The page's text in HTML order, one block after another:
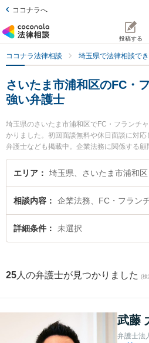
ココナラへ
投稿する
ココナラ法律相談 埼玉県で法律相談で
さいたま市浦和区のFC・
強い弁護士
埼玉県のさいたま市浦和区でFC・フランチ
かりました。初回面談無料や休日面談に対
弁護士なども掲載中。企業法務に関係する
ガルチェック、雇用契約書・就業規則作成
でき便利です。特に弁護士法人KTG 浦和法
れています。『さいたま市浦和区で土日や
契約のトラブルを今すぐに弁護士に相談し
トラブル解決の実績豊富な近くの弁護士を
エリア 埼玉県、さいたま市浦和区
相談内容 企業法務、FC・フラン
詳細条件 未選択
25 人の弁護士が見つかりました (検
武藤
弁護士法